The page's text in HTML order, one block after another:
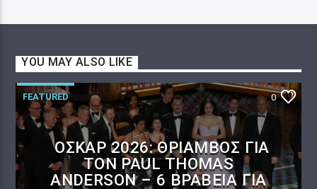
YOU MAY ALSO LIKE
FEATURED 0
ΌΣΚΑΡ 2026: ΘΡΊΑΜΒΟΣ ΓΙΑ
ΤΟΝ PAUL THOMAS
ANDERSON – 6 ΒΡΑΒΕΊΑ ΓΙΑ